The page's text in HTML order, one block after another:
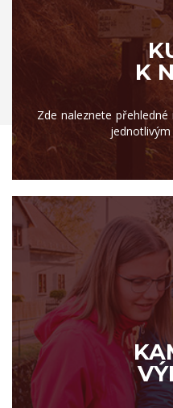
K
Zde naleznete